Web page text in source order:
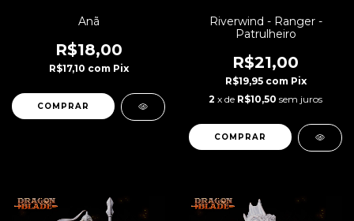
Anã
R$18,00
R$17,10 com Pix
Riverwind - Ranger -
Patrulheiro
R$21,00
R$19,95 com Pix
2 x de R$10,50 sem juros